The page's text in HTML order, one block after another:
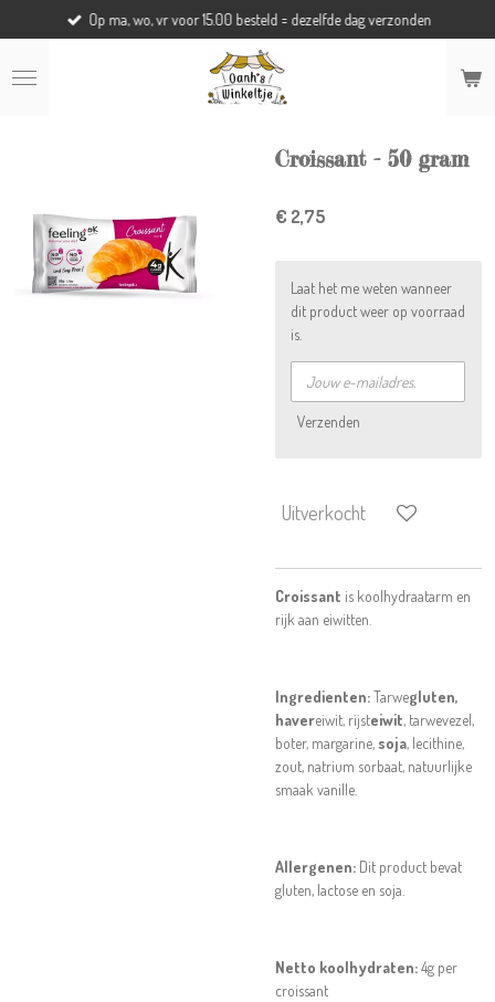
direct
naar
de
Op ma, wo, vr voor 15.00 besteld = dezelfde dag verzonden
Croissant - 50 gram
€ 2,75
Laat het me weten wanneer
dit product weer op voorraad
is.
Verzenden
Uitverkocht
Croissant is koolhydraatarm en
rijk aan eiwitten.
Ingredienten:Tarwegluten,
havereiwit, rijsteiwit, tarwevezel,
boter, margarine, soja, lecithine,
zout, natrium sorbaat, natuurlijke
smaak vanille.
Allergenen: Dit product bevat
gluten, lactose en soja.
Netto koolhydraten:4g per
croissant